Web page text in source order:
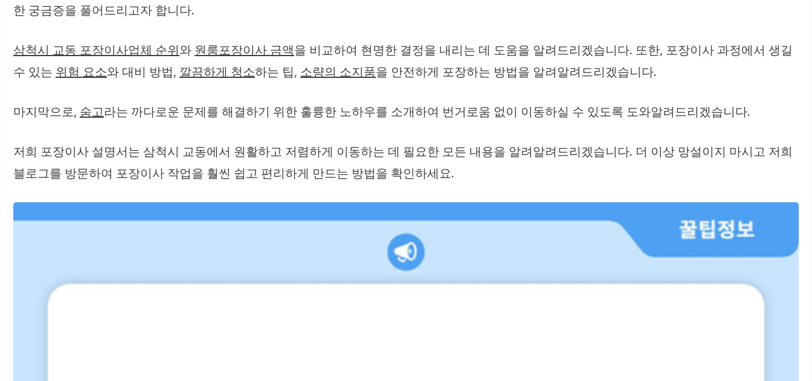
한 궁금증을 풀어드리고자 합니다.
삼척시 교동 포장이사업체 순위와 원룸포장이사 금액을 비교하여 현명한 결정을 내리는 데 도움을 알려드리겠습니다. 또한, 포장이사 과정에서 생길
수 있는 위험 요소와 대비 방법, 깔끔하게 청소하는 팁, 소량의 소지품을 안전하게 포장하는 방법을 알려알려드리겠습니다.
마지막으로, 숨고라는 까다로운 문제를 해결하기 위한 훌륭한 노하우를 소개하여 번거로움 없이 이동하실 수 있도록 도와알려드리겠습니다.
저희 포장이사 설명서는 삼척시 교동에서 원활하고 저렴하게 이동하는 데 필요한 모든 내용을 알려알려드리겠습니다. 더 이상 망설이지 마시고 저희
블로그를 방문하여 포장이사 작업을 훨씬 쉽고 편리하게 만드는 방법을 확인하세요.